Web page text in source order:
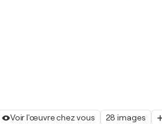
Voir l'œuvre chez vous 28 images